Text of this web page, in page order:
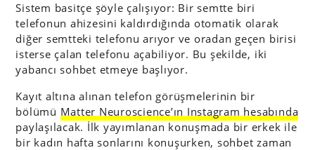
Sistem basitçe şöyle çalışıyor: Bir semtte biri
telefonun ahizesini kaldırdığında otomatik olarak
diğer semtteki telefonu arıyor ve oradan geçen birisi
isterse çalan telefonu açabiliyor. Bu şekilde, iki
yabancı sohbet etmeye başlıyor.
Kayıt altına alınan telefon görüşmelerinin bir
bölümü Matter Neuroscience’ın Instagram hesabında
paylaşılacak. İlk yayımlanan konuşmada bir erkek ile
bir kadın hafta sonlarını konuşurken, sohbet zaman